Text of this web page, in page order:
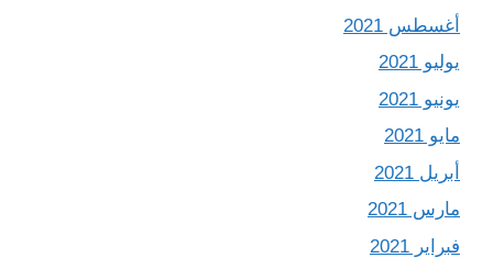
أغسطس 2021
يوليو 2021
يونيو 2021
مايو 2021
أبريل 2021
مارس 2021
فبراير 2021